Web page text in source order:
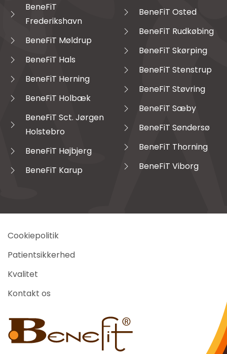
BeneFiT
Frederikshavn
BeneFiT Møldrup
BeneFiT Hals
BeneFiT Herning
BeneFiT Holbæk
BeneFiT Sct. Jørgen
Holstebro
BeneFiT Højbjerg
BeneFiT Karup
BeneFiT Osted
BeneFiT Rudkøbing
BeneFiT Skørping
BeneFiT Stenstrup
BeneFiT Støvring
BeneFiT Sæby
BeneFiT Søndersø
BeneFiT Thorning
BeneFiT Viborg
Cookiepolitik
Patientsikkerhed
Kvalitet
Kontakt os